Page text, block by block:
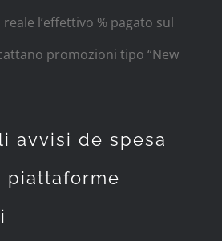
l’effettivo % pagato sul
promozioni tipo “New
avvisi de spesa